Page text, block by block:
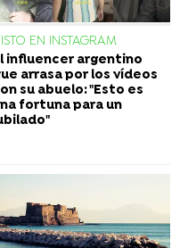
EN INSTAGRAM
influencer argentino
arrasa por los vídeos
su abuelo: "Esto es
fortuna para un